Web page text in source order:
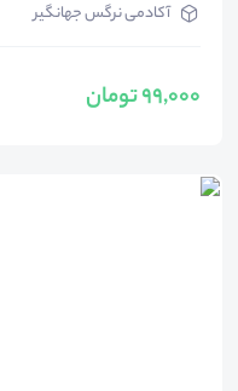
آکادمی نرگس جهانگیر
99,000 تومان